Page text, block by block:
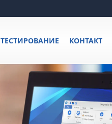
КОНТАКТ
ТЕСТИРОВАНИЕ